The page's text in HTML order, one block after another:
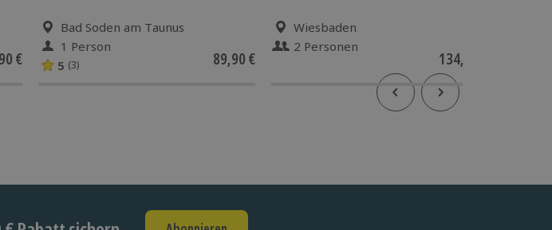
€
Bad Soden am Taunus
1 Person
5 (3) 89,90 €
Wiesbaden
2 Personen
134,90 €